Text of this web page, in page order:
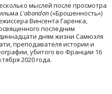
мыслей после просмотра
L'abandon(«Брошенность»)
Винсента Гаренка,
последним
дням жизни Самюэля
преподавателя истории и
убитого во Франции 16
2020 года.